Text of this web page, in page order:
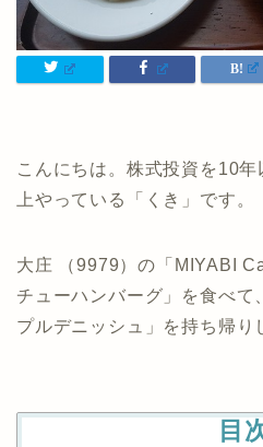
こんにちは。株式投資を10
上やっている「くき」です。
大庄 （9979）の「MIYABI
チューハンバーグ」を食べて
プルデニッシュ」を持ち帰り
目